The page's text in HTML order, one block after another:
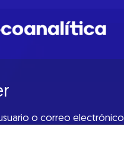
o correo electrónico